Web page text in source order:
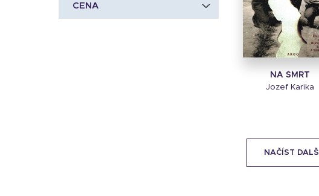
CENA
NA SMRT
Jozef Karika
NAČÍST DALŠÍ